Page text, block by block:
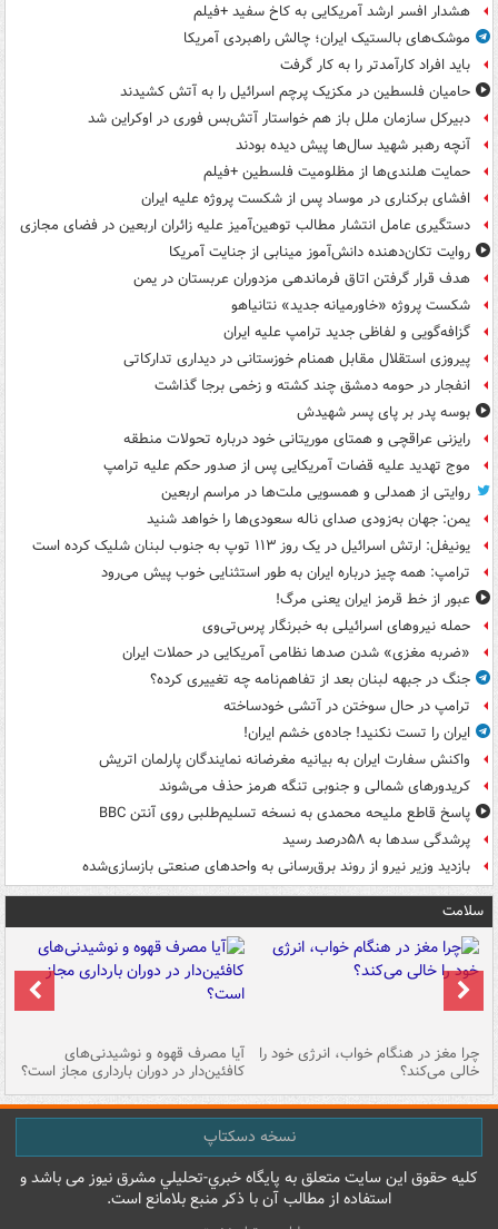
هشدار افسر ارشد آمریکایی به کاخ سفید +فیلم
موشک‌های بالستیک ایران؛ چالش راهبردی آمریکا
باید افراد کارآمدتر را به کار گرفت
حامیان فلسطین در مکزیک پرچم اسرائیل را به آتش کشیدند
دبیرکل سازمان ملل باز هم خواستار آتش‌بس فوری در اوکراین شد
آنچه رهبر شهید سال‌ها پیش دیده بودند
حمایت هلندی‌ها از مظلومیت فلسطین +فیلم
افشای برکناری در موساد پس از شکست پروژه علیه ایران
دستگیری عامل انتشار مطالب توهین‌آمیز علیه زائران اربعین در فضای مجازی
روایت تکان‌دهنده دانش‌آموز مینابی از جنایت آمریکا
هدف قرار گرفتن اتاق‌ فرماندهی مزدوران عربستان در یمن
شکست پروژه «خاورمیانه جدید» نتانیاهو
گزافه‌گویی و لفاظی جدید ترامپ علیه ایران
پیروزی استقلال مقابل همنام خوزستانی در دیداری تدارکاتی
انفجار در حومه دمشق چند کشته و زخمی برجا گذاشت
بوسه‌ پدر بر پای پسر شهیدش
رایزنی عراقچی و همتای موریتانی خود درباره تحولات منطقه
موج تهدید علیه قضات آمریکایی پس از صدور حکم علیه ترامپ
روایتی از همدلی و همسویی ملت‌ها در مراسم اربعین
یمن: جهان به‌زودی صدای ناله سعودی‌ها را خواهد شنید
یونیفل: ارتش اسرائیل در یک روز ۱۱۳ توپ به جنوب لبنان شلیک کرده است
ترامپ: همه چیز درباره ایران به طور استثنایی خوب پیش می‌رود
عبور از خط قرمز ایران یعنی مرگ!
حمله نیروهای اسرائیلی به خبرنگار پرس‌تی‌وی
«ضربه مغزی» شدن صدها نظامی آمریکایی در حملات ایران
جنگ در جبهه لبنان بعد از تفاهم‌نامه چه تغییری کرده؟
ترامپ در حال سوختن در آتشی خودساخته
ایران را تست نکنید! جاده‌ی خشم ایران!
واکنش سفارت ایران به بیانیه مغرضانه نمایندگان پارلمان اتریش
کریدورهای شمالی و جنوبی تنگه هرمز حذف می‌شوند
پاسخ قاطع ملیحه محمدی به نسخه تسلیم‌طلبی روی آنتن BBC
پرشدگی سدها به ۵۸درصد رسید
بازدید وزیر نیرو از روند برق‌رسانی به واحدهای صنعتی بازسازی‌شده
سلامت
چرا مغز در هنگام خواب، انرژی خود را
خالی می‌کند؟
آیا مصرف قهوه و نوشیدنی‌های
کافئین‌دار در دوران بارداری مجاز است؟
نسخه دسکتاپ
کليه حقوق اين سايت متعلق به پایگاه خبري-تحليلي مشرق نيوز می باشد و
استفاده از مطالب آن با ذکر منبع بلامانع است.